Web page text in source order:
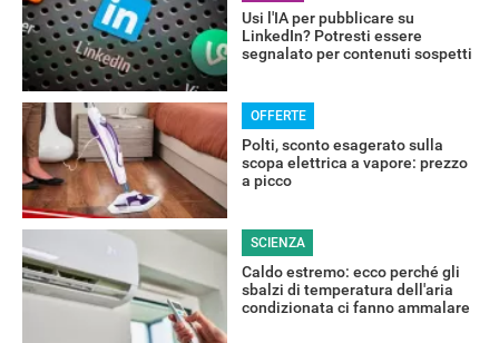
Usi l'IA per pubblicare su
LinkedIn? Potresti essere
segnalato per contenuti sospetti
OFFERTE
Polti, sconto esagerato sulla
scopa elettrica a vapore: prezzo
a picco
SCIENZA
Caldo estremo: ecco perché gli
sbalzi di temperatura dell'aria
condizionata ci fanno ammalare